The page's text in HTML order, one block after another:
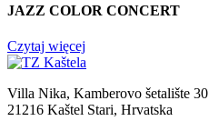
JAZZ COLOR CONCERT
Czytaj więcej
Villa Nika, Kamberovo šetalište 30
21216 Kaštel Stari, Hrvatska